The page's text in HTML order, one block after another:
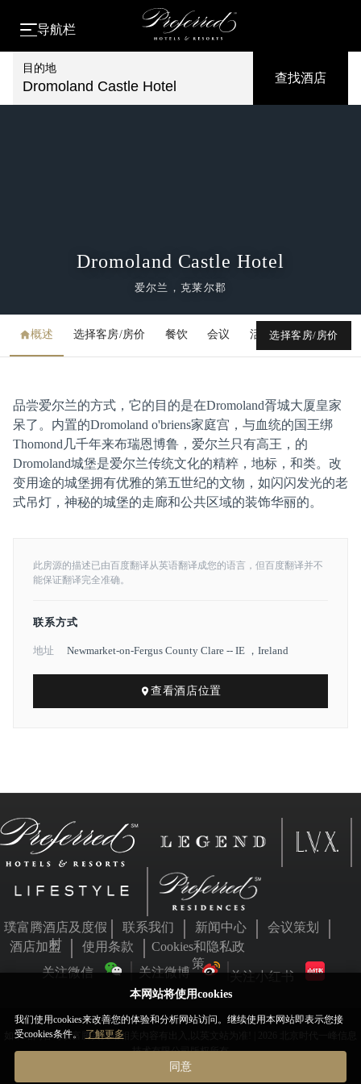
本网站将使用cookies
我们使用cookies来改善您的体验和分析网站访问。继续使用本网站即表示您接
受cookies条件。
了解更多
同意
导航栏
目的地
Dromoland Castle Hotel
查找酒店
Dromoland Castle Hotel
爱尔兰，克莱尔郡
概述 选择客房/房价 餐饮 会议 活动 媒体库
选择客房/房价
品尝爱尔兰的方式，它的目的是在Dromoland胥城大厦皇家
呆了。内置的Dromoland o'briens家庭宫，与血统的国王绑
Thomond几千年来布瑞恩博鲁，爱尔兰只有高王，的
Dromoland城堡是爱尔兰传统文化的精粹，地标，和类。改
变用途的城堡拥有优雅的第五世纪的文物，如闪闪发光的老
式吊灯，神秘的城堡的走廊和公共区域的装饰华丽的。
此房源的描述已由百度翻译从英语翻译成您的语言，但百度翻译并不
能保证翻译完全准确。
联系方式
地址 Newmarket-on-Fergus County Clare -- IE ，Ireland
查看酒店位置
璞富腾酒店及度假
村
联系我们 新闻中心
会议策划
酒店加盟
使用条款
Cookies和隐私政
策
关注微信 关注微博 关注小红书
如本站内容与璞富腾英文站相关内容有出入,以英文站为准! | 2026 北京时代一峰信息
技术有限公司版权所有
京公网安备11010802031455号